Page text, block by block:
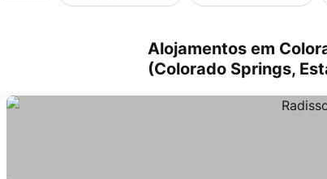
Alojamentos em
(Colorado Springs,